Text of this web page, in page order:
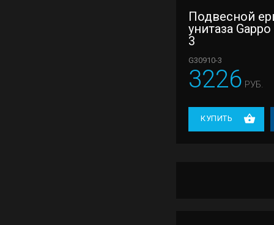
Подвесной
унитаза
3
G30910-3
3226 РУБ.
КУПИТЬ